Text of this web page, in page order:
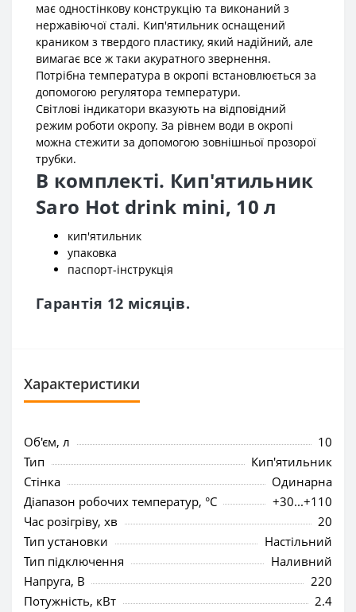
має одностінкову конструкцію та виконаний з
нержавіючої сталі. Кип'ятильник оснащений
краником з твердого пластику, який надійний, але
вимагає все ж таки акуратного звернення.
Потрібна температура в окропі встановлюється за
допомогою регулятора температури.
Світлові індикатори вказують на відповідний
режим роботи окропу. За рівнем води в окропі
можна стежити за допомогою зовнішньої прозорої
трубки.
В комплекті. Кип'ятильник
Saro Hot drink mini, 10 л
кип'ятильник
упаковка
паспорт-інструкція
Гарантія 12 місяців.
Характеристики
Об'єм, л
10
Тип
Кип'ятильник
Стінка
Одинарна
Діапазон робочих температур, °C
+30...+110
Час розігріву, хв
20
Тип установки
Настільний
Тип підключення
Наливний
Напруга, В
220
Потужність, кВт
2.4